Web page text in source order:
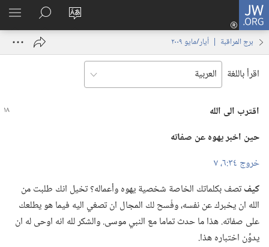
JW.ORG
تغيير
الموقع
تسجيل
الدخول
نافذة
البحث
في
JW.‎ORG
برج المراقبة | ‏‎أيار/مايو‏ ‏‎٢٠٠٩‏
اقرأ باللغة
اقترب الى الله
حين اخبر يهوه عن صفاته
خروج ٣٤:‏٦،‏ ٧
كيفتصف بكلماتك الخاصة شخصية يهوه وأعماله؟‏ تخيل انك طلبت من
الله ان يخبرك عن نفسه،‏ وفُسح لك المجال ان تصغي اليه فيما هو يطلعك
على صفاته.‏ هذا ما حدث تماما مع النبي موسى.‏ والشكر لله انه اوحى له ان
يدوِّن اختباره هذا.‏